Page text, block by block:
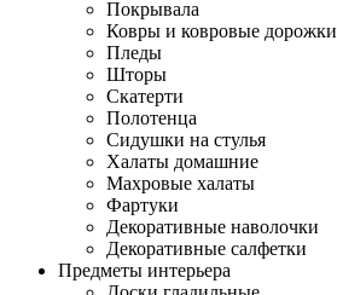
Покрывала
Ковры и ковровые дорожки
Пледы
Шторы
Скатерти
Полотенца
Сидушки на стулья
Халаты домашние
Махровые халаты
Фартуки
Декоративные наволочки
Декоративные салфетки
Предметы интерьера